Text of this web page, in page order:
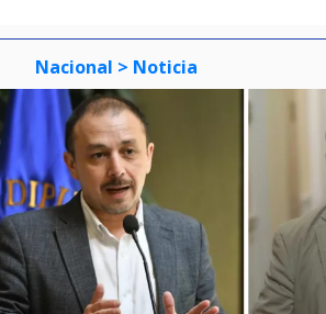
Nacional > Noticia